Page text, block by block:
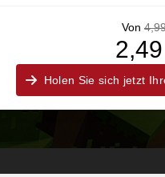
Von
Holen Sie sich jetzt